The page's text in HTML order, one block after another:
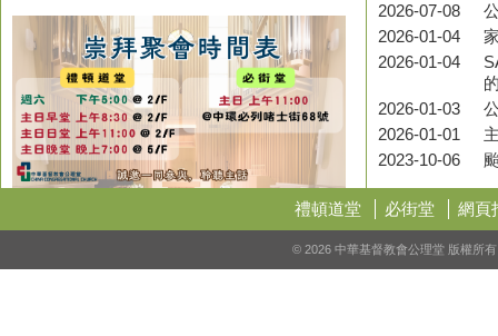
2026-07-08
2026-01-04
2026-01-04
2026-01-03
2026-01-01
2023-10-06
禮頓道堂 必街堂 網頁
© 2026 中華基督教會公理堂 版權所